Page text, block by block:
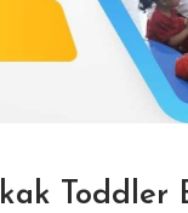
Toddler